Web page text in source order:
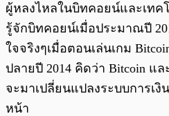
ผู้หลงไหลในบิทคอยน์และเทคโ
รู้จักบิทคอยน์เมื่อประมาณปี
ใจจริงๆเมื่อตอนเล่นเกม
ปลายปี 2014 คิดว่า Bitcoin แล
จะมาเปลี่ยนแปลงระบบการเ
หน้า